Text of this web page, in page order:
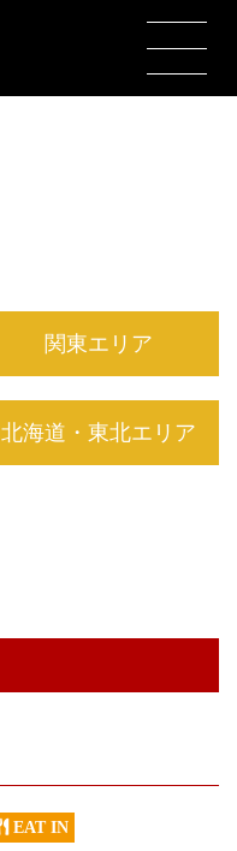
関東エリア
北海道・東北エリア
EAT IN